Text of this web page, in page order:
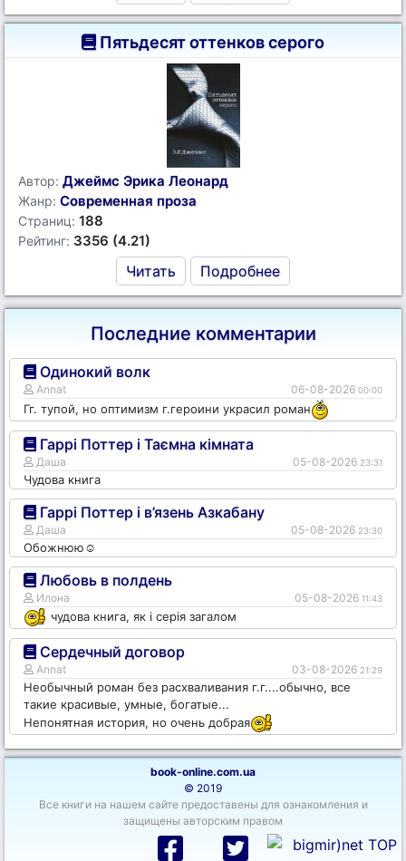
Пятьдесят оттенков серого
Автор: Джеймс Эрика Леонард
Жанр: Современная проза
Страниц: 188
Рейтинг: 3356 (4.21)
Читать Подробнее
Последние комментарии
Одинокий волк
Annat 06-08-2026 00:00
Гг. тупой, но оптимизм г.героини украсил роман
Гаррі Поттер і Таємна кімната
Даша 05-08-2026 23:31
Чудова книга
Гаррі Поттер і в’язень Азкабану
Даша 05-08-2026 23:30
Обожнюю☺️
Любовь в полдень
Илона 05-08-2026 11:43
чудова книга, як і серія загалом
Сердечный договор
Annat 03-08-2026 21:29
Необычный роман без расхваливания г.г....обычно, все
такие красивые, умные, богатые...
Непонятная история, но очень добрая
book-online.com.ua
© 2019
Все книги на нашем сайте предоставены для ознакомления и
защищены авторским правом